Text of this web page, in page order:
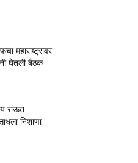
महाराष्ट्रावर
घेतली बैठक
राऊत
निशाणा